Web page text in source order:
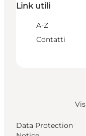
Link utili
A-Z
Contatti
Data Protection